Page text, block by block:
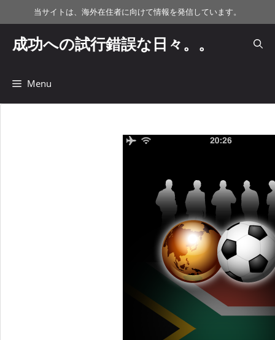
ン
当サイトは、海外在住者に向けて情報を発信しています。
成功への試行錯誤な日々。。
Menu